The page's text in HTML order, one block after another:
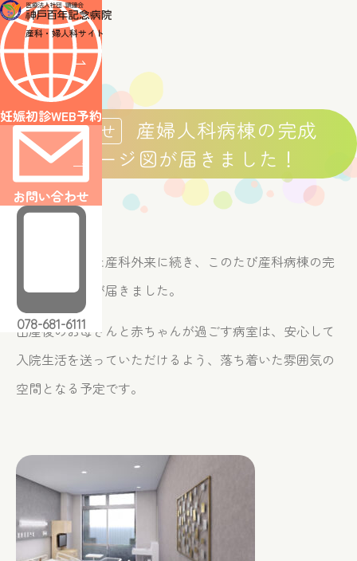
産科・婦人科サイト
医師・スタッフ紹介
診療案内
診療案内トップ
出産・分娩
婦人科
低侵襲な腹腔鏡手術・子宮鏡手術 骨盤臓器脱の治療 人工
よくある質問
アクセス
医療関係者の方へ
採用情報
WEB予約
Contact
お問い合せ
妊娠初診WEB予約
お問い合わせ
078-681-6111
お知らせ
産婦人科病棟の完成
イメージ図が届きました！
先日ご紹介した産科外来に続き、このたび産科病棟の完
成イメージ図が届きました。
出産後のお母さんと赤ちゃんが過ごす病室は、安心して
入院生活を送っていただけるよう、落ち着いた雰囲気の
空間となる予定です。